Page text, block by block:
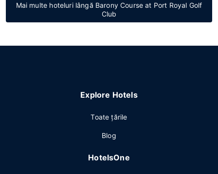
Mai multe hoteluri lângă Barony Course at Port Royal Golf
Club
Explore Hotels
Toate ţările
Blog
HotelsOne